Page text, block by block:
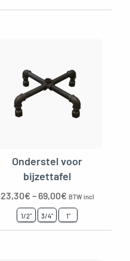
Onderstel voor
bijzettafel
23,30€–69,00€ BTW incl
1/2" 3/4" 1"